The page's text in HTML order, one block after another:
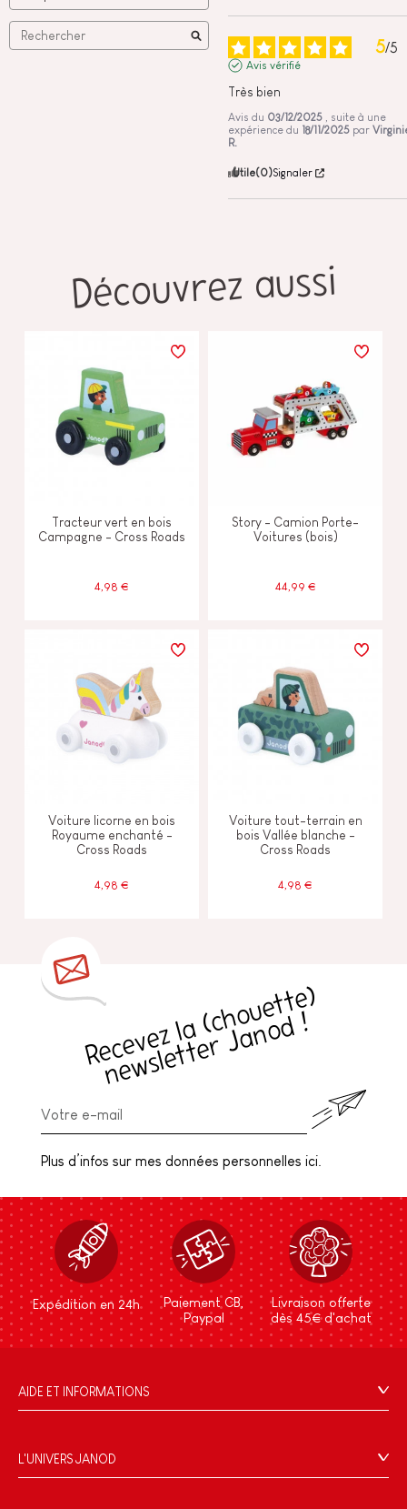
5/5
Avis vérifié
Très bien
Avis du 03/12/2025 , suite à une
expérience du 18/11/2025 par
R.
Utile(0)Signaler
Découvrez aussi
Tracteur vert en bois
Campagne - Cross Roads
4,98 €
Story - Camion Porte-
Voitures (bois)
44,99 €
Voiture licorne en bois
Royaume enchanté -
Cross Roads
4,98 €
Voiture tout-terrain en
bois Vallée blanche -
Cross Roads
4,98 €
R
e
c
e
v
e
z
l
a
(
c
h
o
u
e
t
t
e
)
n
e
w
sl
e
t
t
e
r
J
a
n
o
d
!
Plus d’infos sur mes données personnelles ici.
Expédition en 24h
Paiement CB,
Paypal
Livraison offerte
dès 45€ d'achat
AIDE ET INFORMATIONS
FAQ
Contact
L'UNIVERS JANOD